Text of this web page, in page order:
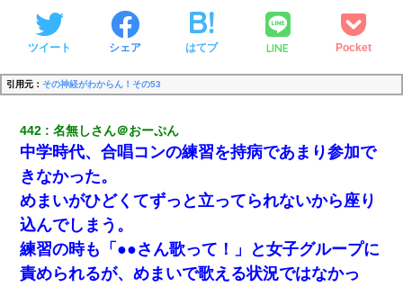
ツイート シェア はてブ LINE Pocket
引用元： その神経がわからん！その53
442 名無しさん＠おーぷん
中学時代、合唱コンの練習を持病であまり参加で
きなかった。
めまいがひどくてずっと立ってられないから座り
込んでしまう。
練習の時も「●●さん歌って！」と女子グループに
責められるが、めまいで歌える状況ではなかっ